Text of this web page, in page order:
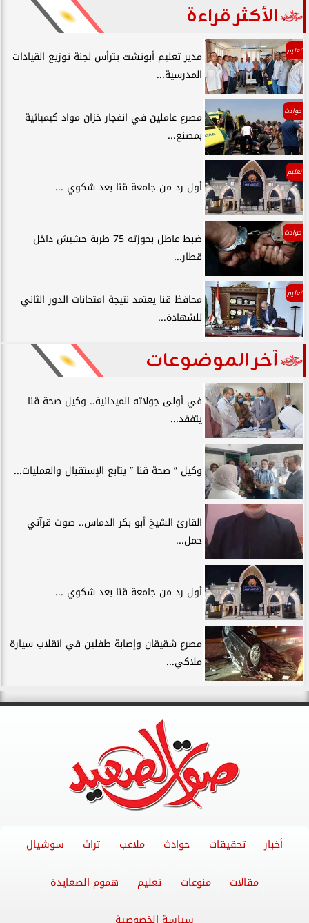
الأكثر قراءة
تعليم
مدير تعليم أبوتشت يترأس لجنة توزيع القيادات
المدرسية...
حوادث
مصرع عاملين في انفجار خزان مواد كيميائية
بمصنع...
تعليم
أول رد من جامعة قنا بعد شكوي ...
حوادث
ضبط عاطل بحوزته 75 طربة حشيش داخل
قطار...
تعليم
محافظ قنا يعتمد نتيجة امتحانات الدور الثاني
للشهادة...
آخر الموضوعات
في أولى جولاته الميدانية.. وكيل صحة قنا
يتفقد...
وكيل ” صحة قنا ” يتابع الإستقبال والعمليات...
القارئ الشيخ أبو بكر الدماس.. صوت قرآني
حمل...
أول رد من جامعة قنا بعد شكوي ...
مصرع شقيقان وإصابة طفلين في انقلاب سيارة
ملاكي...
أخبار تحقيقات حوادث ملاعب تراث سوشيال
مقالات منوعات تعليم هموم الصعايدة